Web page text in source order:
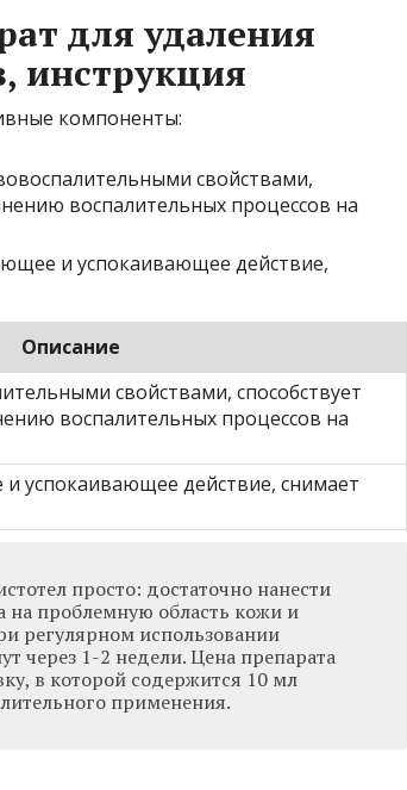
для удаления
инструкция
компоненты:
свойствами,
воспалительных процессов на
и успокаивающее действие,
Описание
свойствами, способствует
воспалительных процессов на
успокаивающее действие, снимает
просто: достаточно нанести
на проблемную область кожи и
регулярном использовании
через 1-2 недели. Цена препарата
в которой содержится 10 мл
применения.